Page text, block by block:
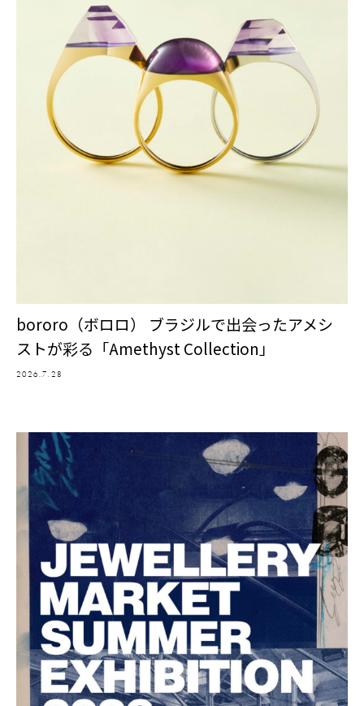
bororo（ボロロ） ブラジルで出会ったアメシ
ストが彩る「Amethyst Collection」
2026.7.28